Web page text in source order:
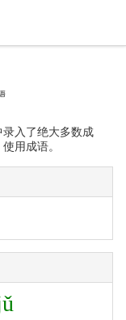
入了绝大多数成
用成语。